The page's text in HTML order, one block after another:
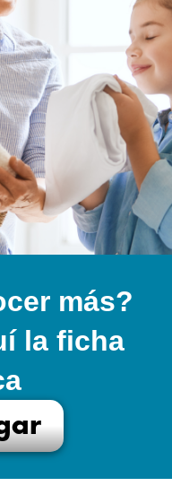
más?
la ficha